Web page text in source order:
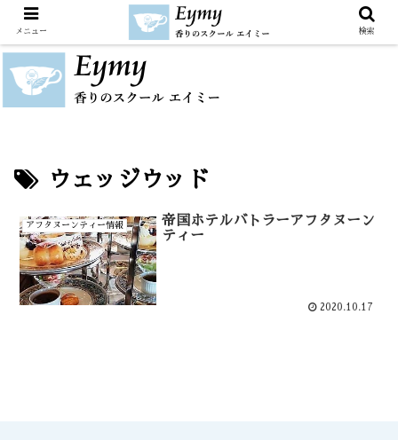
ウェッジウッド
アフタヌーンティー情報
帝国ホテルバトラーアフタヌーン
ティー
2020.10.17
メニュー 検索